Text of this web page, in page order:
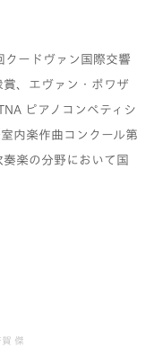
クードヴァン国際交響
、エヴァン・ポワザ
ピアノコンペティシ
内楽作曲コンクール第
楽の分野において国
賀 傑